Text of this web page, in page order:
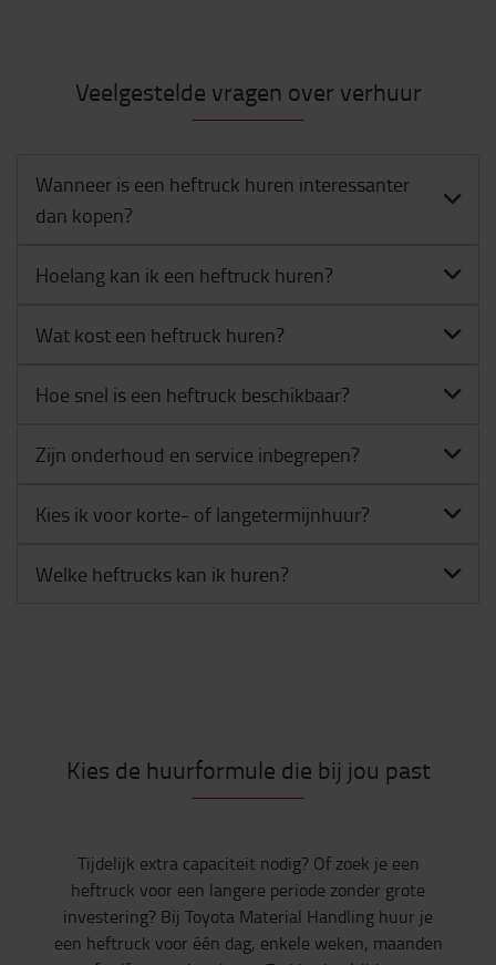
Veelgestelde vragen over verhuur
Wanneer is een heftruck huren interessanter
dan kopen?
Hoelang kan ik een heftruck huren?
Wat kost een heftruck huren?
Hoe snel is een heftruck beschikbaar?
Zijn onderhoud en service inbegrepen?
Kies ik voor korte- of langetermijnhuur?
Welke heftrucks kan ik huren?
Kies de huurformule die bij jou past
Tijdelijk extra capaciteit nodig? Of zoek je een
heftruck voor een langere periode zonder grote
investering? Bij Toyota Material Handling huur je
een heftruck voor één dag, enkele weken, maanden